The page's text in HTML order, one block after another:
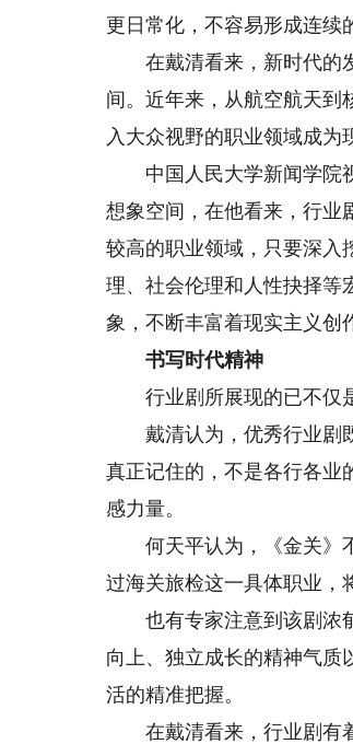
更日常化，不容易形成连续
在戴清看来，新时代的发
间。近年来，从航空航天到
入大众视野的职业领域成为
中国人民大学新闻学院视
想象空间，在他看来，行业
较高的职业领域，只要深入
理、社会伦理和人性抉择等
象，不断丰富着现实主义创
书写时代精神
行业剧所展现的已不仅是
戴清认为，优秀行业剧既
真正记住的，不是各行各业
感力量。
何天平认为，《金关》不
过海关旅检这一具体职业，
也有专家注意到该剧浓郁
向上、独立成长的精神气质
活的精准把握。
在戴清看来，行业剧有着